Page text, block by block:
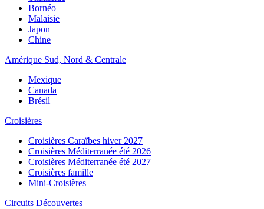
Bornéo
Malaisie
Japon
Chine
Amérique Sud, Nord & Centrale
Mexique
Canada
Brésil
Croisières
Croisières Caraïbes hiver 2027
Croisières Méditerranée été 2026
Croisières Méditerranée été 2027
Croisières famille
Mini-Croisières
Circuits Découvertes